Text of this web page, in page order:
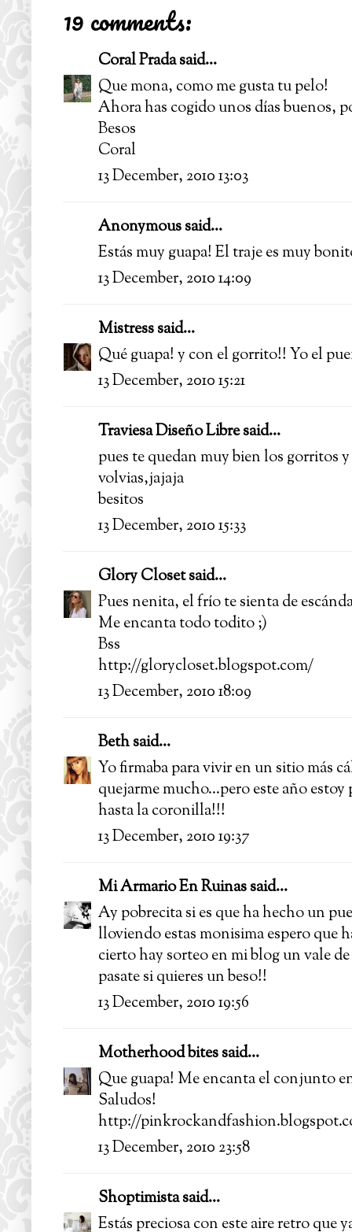
19 comments:
Coral Pradasaid...
Que mona, como me gusta tu pelo!
Ahora has cogido unos días buenos,
Besos
Coral
13 December, 2010 13:03
Anonymous said...
Estás muy guapa! El traje es muy
13 December, 2010 14:09
Mistresssaid...
Qué guapa! y con el gorrito!! Yo el
13 December, 2010 15:21
Traviesa Diseño Libresaid...
pues te quedan muy bien los gorritos
volvias,jajaja
besitos
13 December, 2010 15:33
Glory Closetsaid...
Pues nenita, el frío te sienta de
Me encanta todo todito ;)
Bss
http://glorycloset.blogspot.com/
13 December, 2010 18:09
Bethsaid...
Yo firmaba para vivir en un sitio más
quejarme mucho...pero este año
hasta la coronilla!!!
13 December, 2010 19:37
Mi Armario En Ruinassaid...
Ay pobrecita si es que ha hecho un
lloviendo estas monisima espero que
cierto hay sorteo en mi blog un vale
pasate si quieres un beso!!
13 December, 2010 19:56
Motherhood bitessaid...
Que guapa! Me encanta el conjunto
Saludos!
http://
13 December, 2010 23:58
Shoptimistasaid...
Estás preciosa con este aire retro que